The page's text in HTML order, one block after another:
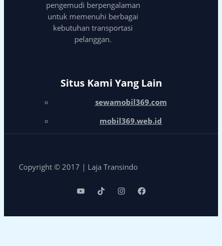
pengemudi berpengalaman
untuk memenuhi berbagai
kebutuhan transportasi
pelanggan.
Situs Kami Yang Lain
sewamobil369.com
mobil369.web.id
Copyright © 2017 | Laja Transindo